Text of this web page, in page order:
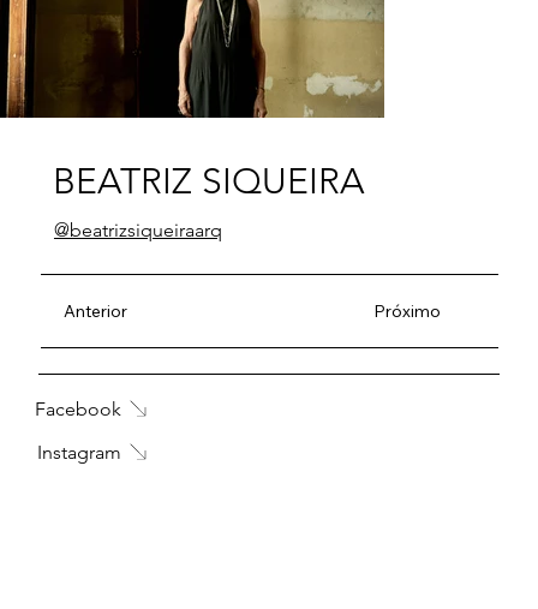
BEATRIZ SIQUEIRA
@beatrizsiqueiraarq
Anterior Próximo
Facebook
Instagram